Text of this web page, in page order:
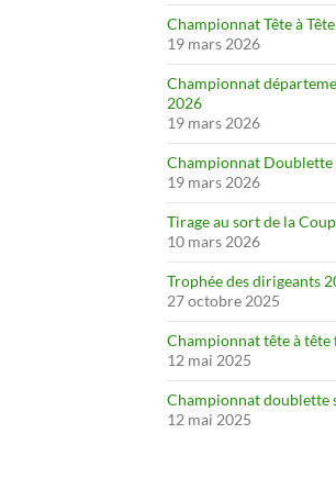
Championnat Tête à
19 mars 2026
Championnat
2026
19 mars 2026
Championnat
19 mars 2026
Tirage au sort de la
10 mars 2026
Trophée des dirigeants
27 octobre 2025
Championnat tête à
12 mai 2025
Championnat doublette
12 mai 2025